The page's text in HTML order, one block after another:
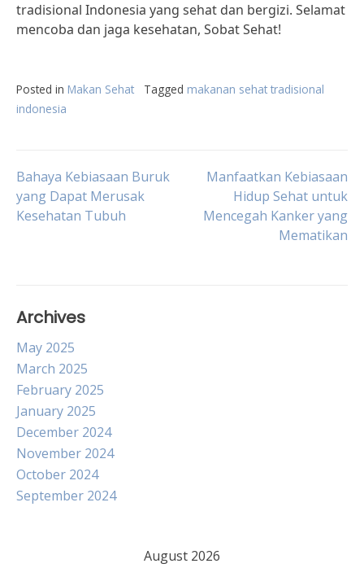
tradisional Indonesia yang sehat dan bergizi. Selamat
mencoba dan jaga kesehatan, Sobat Sehat!
Posted in Makan Sehat Tagged makanan sehat tradisional
indonesia
Post
navigation
Bahaya Kebiasaan Buruk
yang Dapat Merusak
Kesehatan Tubuh
Manfaatkan Kebiasaan
Hidup Sehat untuk
Mencegah Kanker yang
Mematikan
Archives
May 2025
March 2025
February 2025
January 2025
December 2024
November 2024
October 2024
September 2024
August 2026